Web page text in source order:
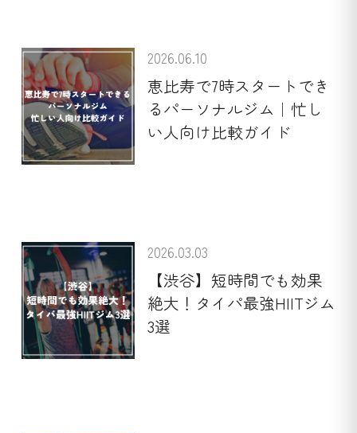
2026.06.10
恵比寿で7時スタートでき
るパーソナルジム｜忙し
い人向け比較ガイド
2026.03.03
【渋谷】短時間でも効果
絶大！タイパ最強HIITジム
3選